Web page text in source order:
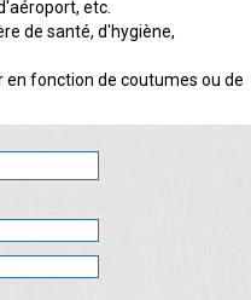
etc.
de santé, d'hygiène,
en fonction de coutumes ou de